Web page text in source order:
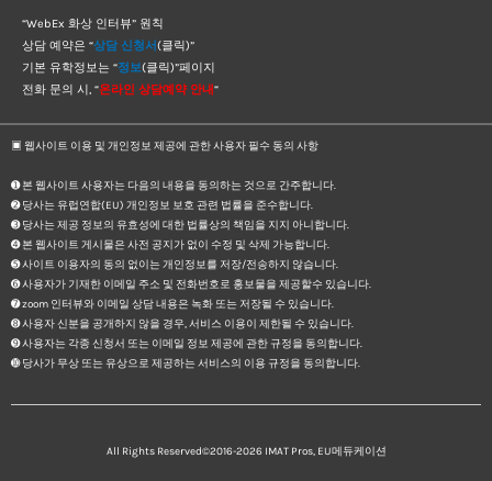
“WebEx 화상 인터뷰” 원칙
상담 예약은 “상담 신청서(클릭)”
기본 유학정보는 “정보(클릭)”페이지
전화 문의 시, “온라인 상담예약 안내“
▣ 웹사이트 이용 및 개인정보 제공에 관한 사용자 필수 동의 사항
➊ 본 웹사이트 사용자는 다음의 내용을 동의하는 것으로 간주합니다.
➋ 당사는 유럽연합(EU) 개인정보 보호 관련 법률을 준수합니다.
➌ 당사는 제공 정보의 유효성에 대한 법률상의 책임을 지지 아니합니다.
➍ 본 웹사이트 게시물은 사전 공지가 없이 수정 및 삭제 가능합니다.
➎ 사이트 이용자의 동의 없이는 개인정보를 저장/전송하지 않습니다.
➏ 사용자가 기재한 이메일 주소 및 전화번호로 홍보물을 제공할수 있습니다.
➐ zoom 인터뷰와 이메일 상담 내용은 녹화 또는 저장될 수 있습니다.
➑ 사용자 신분을 공개하지 않을 경우, 서비스 이용이 제한될 수 있습니다.
➒ 사용자는 각종 신청서 또는 이메일 정보 제공에 관한 규정을 동의합니다.
➓ 당사가 무상 또는 유상으로 제공하는 서비스의 이용 규정을 동의합니다.
All Rights Reserved©2016-2026 IMAT Pros, EU메듀케이션